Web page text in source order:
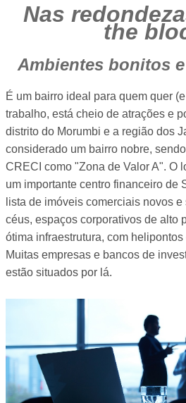
Nas
the
Ambientes bonitos
É um bairro ideal para quem quer
trabalho, está cheio de atrações e
distrito do Morumbi e a região dos
considerado um bairro nobre,
CRECI como "Zona de Valor A". O
um importante centro financeiro de
lista de imóveis comerciais novos
céus, espaços corporativos de alto
ótima infraestrutura, com
Muitas empresas e bancos de
estão situados por lá.